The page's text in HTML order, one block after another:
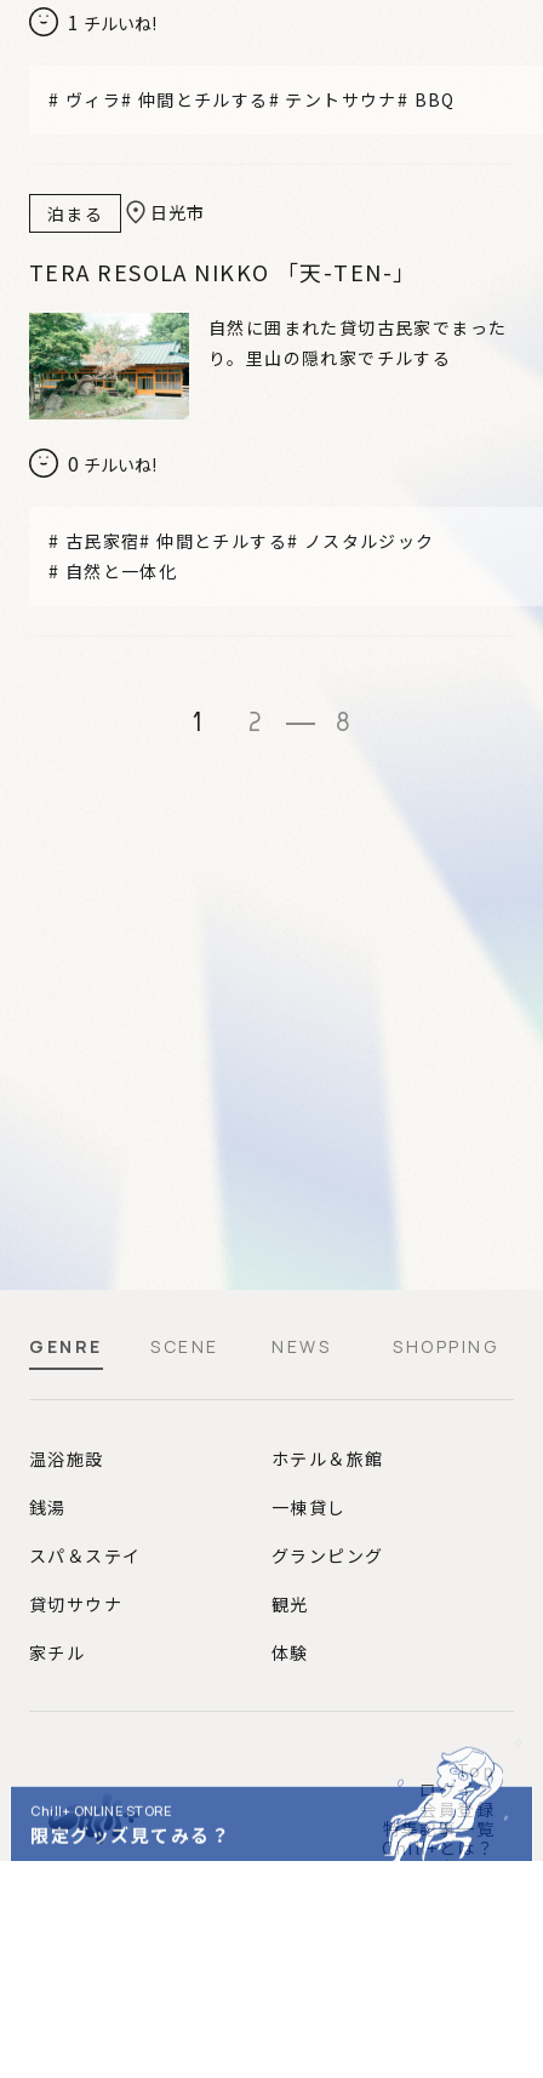
1 チルいね!
# ヴィラ# 仲間とチルする # テントサウナ# BBQ
泊まる 日光市
TERA RESOLA NIKKO 「天-TEN-」
0 チルいね!
自然に囲まれた貸切古民家でまった
り。里山の隠れ家でチルする
# 古民家宿#仲間とチルする# ノスタルジック
# 自然と一体化
1 2 8
GENRE SCENE NEWS SHOPPING
GENRE
温浴施設
銭湯
スパ＆ステイ
貸切サウナ
家チル
ホテル＆旅館
一棟貸し
グランピング
観光
体験
Top
ログイン
会員登録
特集記事一覧
Chill+とは？
問い合わせ